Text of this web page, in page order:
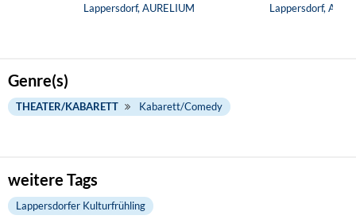
Lappersdorf, AURELIUM
Lappersdorf,
Genre(s)
THEATER/KABARETT Kabarett/Comedy
weitere Tags
Lappersdorfer Kulturfrühling